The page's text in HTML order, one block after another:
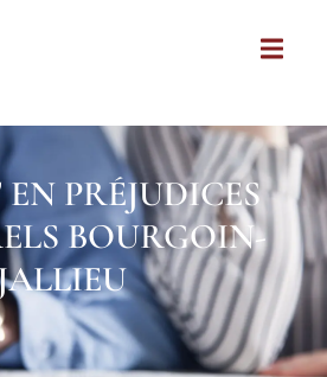
PRÉJUDICES
BOURGOIN-